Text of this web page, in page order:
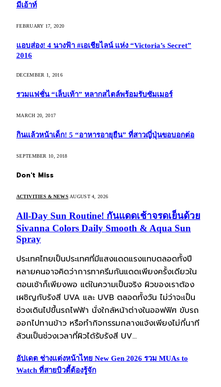
มีเอ้าท์
FEBRUARY 17, 2020
แอบส่อง! 4 นางฟ้า #เอเชียไลน์ แห่ง “Victoria’s Secret”
2016
DECEMBER 1, 2016
รวมแฟชั่น “เล็บเท้า” หลากสไตล์พร้อมรับซัมเมอร์
MARCH 20, 2017
กินแล้วหน้าเด็ก! 5 “อาหารอายุยืน” ที่สาวญี่ปุ่นขอบอกต่อ
SEPTEMBER 10, 2018
Don't Miss
ACTIVITIES & NEWS AUGUST 4, 2026
All-Day Sun Routine! กันแดดเช้าจรดเย็นด้วย
Sivanna Colors Daily Smooth & Aqua Sun
Spray
ประเทศไทยเป็นประเทศที่มีแสงแดดแรงแทบตลอดทั้งปี
หลายคนอาจคิดว่าการทาครีมกันแดดเพียงครั้งเดียวใน
ตอนเช้าก็เพียงพอ แต่ในความเป็นจริง ผิวของเราต้อง
เผชิญกับรังสี UVA และ UVB ตลอดทั้งวัน ไม่ว่าจะเป็น
ช่วงเดินไปขึ้นรถไฟฟ้า นั่งใกล้หน้าต่างในออฟฟิศ ขับรถ
ออกไปทานข้าว หรือทำกิจกรรมกลางแจ้งเพียงไม่กี่นาที
ล้วนเป็นช่วงเวลาที่ผิวได้รับรังสี UV…
อัปเดต ช่างแต่งหน้าไทย New Gen 2026 รวม MUAs to
Watch ที่สายบิวตี้ต้องรู้จัก